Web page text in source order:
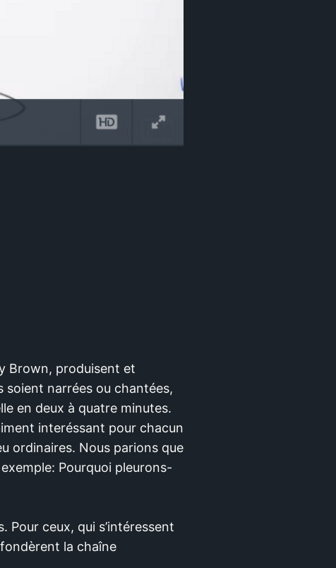
Brown, produisent et
soient narrées ou chantées,
en deux à quatre minutes.
interéssant pour chacun
ordinaires. Nous parions que
Pourquoi pleurons-
Pour ceux, qui s’intéressent
la chaîne